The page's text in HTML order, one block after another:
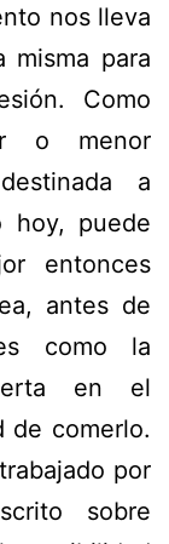
nos lleva
misma para
Como
o menor
a
hoy, puede
entonces
antes de
como la
en el
de comerlo.
por
sobre